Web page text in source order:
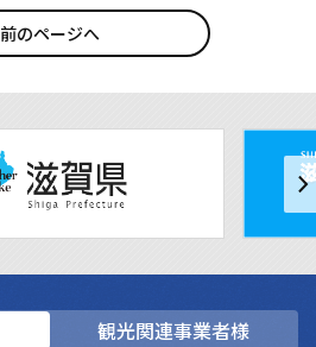
前のページへ
観光関連事業者様